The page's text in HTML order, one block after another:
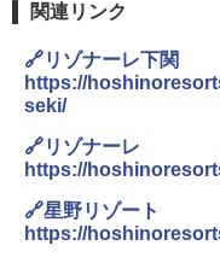
関連リンク
🔗リゾナーレ下関
https://
seki/
🔗リゾナーレ
https://
🔗星野リゾート
https://